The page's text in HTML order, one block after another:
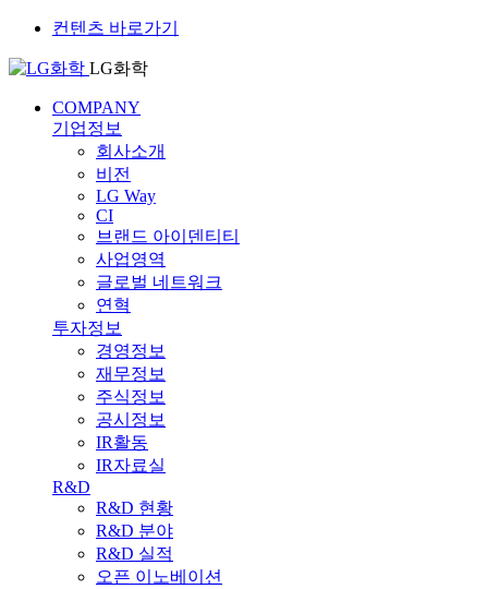
컨텐츠 바로가기
LG화학
COMPANY
기업정보
회사소개
비전
LG Way
CI
브랜드 아이덴티티
사업영역
글로벌 네트워크
연혁
투자정보
경영정보
재무정보
주식정보
공시정보
IR활동
IR자료실
R&D
R&D 현황
R&D 분야
R&D 실적
오픈 이노베이션